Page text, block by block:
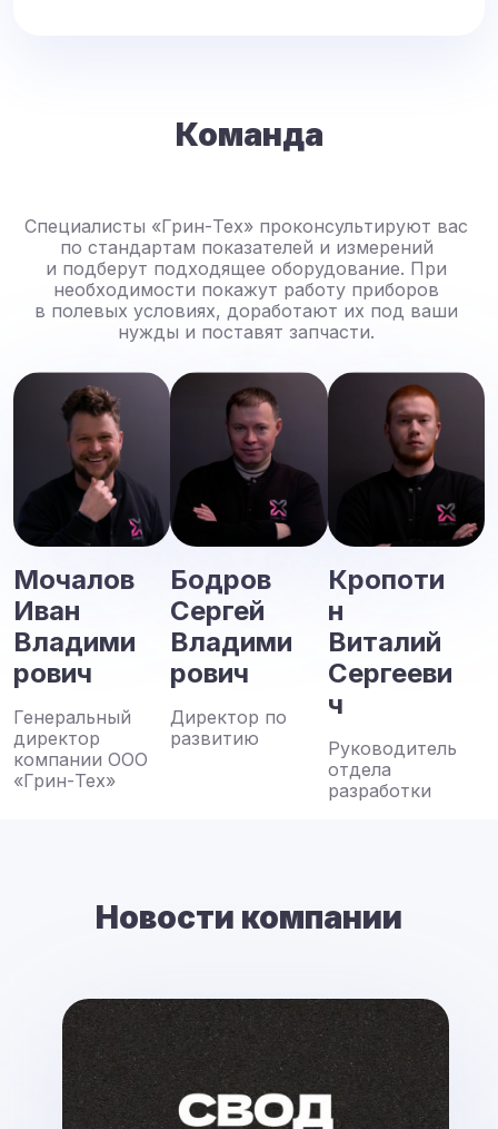
Команда
Специалисты «Грин-Тех» проконсультируют вас
по стандартам показателей и измерений
и подберут подходящее оборудование. При
необходимости покажут работу приборов
в полевых условиях, доработают их под ваши
нужды и поставят запчасти.
Мочалов
Иван
Владими
рович
Генеральный
директор
компании ООО
«Грин-Тех»
Бодров
Сергей
Владими
рович
Директор по
развитию
Кропоти
н
Виталий
Сергееви
ч
Руководитель
отдела
разработки
Новости компании